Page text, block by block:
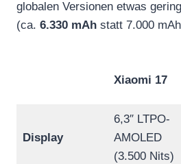
globalen Versionen etwas
(ca. 6.330 mAh statt 7.000
Xiaomi 17
Display
6,3″ LTPO-
AMOLED
(3.500 Nits)